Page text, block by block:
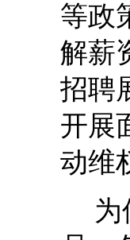
等政
解薪
招聘
开展
动维
为